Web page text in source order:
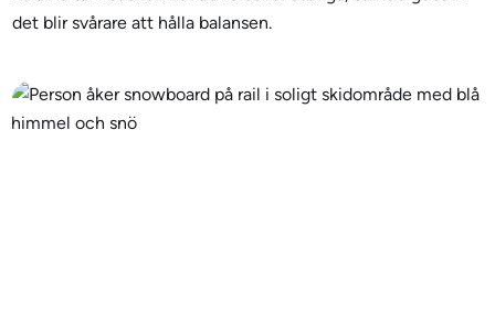
det blir svårare att hålla balansen.